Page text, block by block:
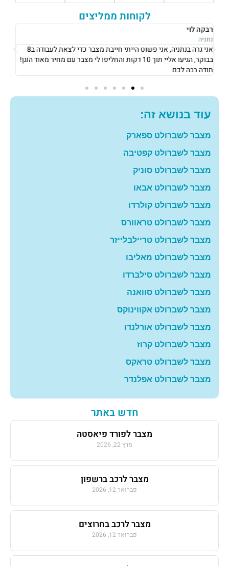
לקוחות ממליצים
רבקה לוי
נתניה
אני גרה בנתניה, אני פשוט הייתי חייבת מצבר כדי לצאת לעבודה ב8
בבוקר, הגיעו אליי תוך 10 דקות והחליפו לי מצבר עם מחיר מאוד הוגן!
תודה רבה לכם
עוד בנושא זה:
מצבר לשברולט ספארק
מצבר לשברולט קפטיבה
מצבר לשברולט סוניק
מצבר לשברולט אבאו
מצבר לשברולט קולרדו
מצבר לשברולט טראוורס
מצבר לשברולט טריילבלייזר
מצבר לשברולט מאליבו
מצבר לשברולט סילברדו
מצבר לשברולט סוואנה
מצבר לשברולט אקווינוקס
מצבר לשברולט אורלנדו
מצבר לשברולט קרוז
מצבר לשברולט טראקס
מצבר לשברולט אפלנדר
חדש באתר
מצבר לפורד פיאסטה
מרץ 22, 2026
מצבר לרכב ברשפון
פברואר 12, 2026
מצבר לרכב בחרוצים
פברואר 12, 2026